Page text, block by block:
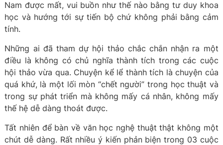
Nam được mất, vui buồn như thế nào bằng tư duy khoa
học và hướng tới sự tiến bộ chứ không phải bằng cảm
tính.
Những ai đã tham dự hội thảo chắc chắn nhận ra một
điều là không có chủ nghĩa thành tích trong các cuộc
hội thảo vừa qua. Chuyện kể lể thành tích là chuyện của
quá khứ, là một lối mòn “chết người” trong học thuật và
trong sự phát triển mà không mấy cá nhân, không mấy
thế hệ dễ dàng thoát được.
Tất nhiên để bàn về văn học nghệ thuật thật không một
chút dễ dàng. Rất nhiều ý kiến phản biện trong 03 cuộc